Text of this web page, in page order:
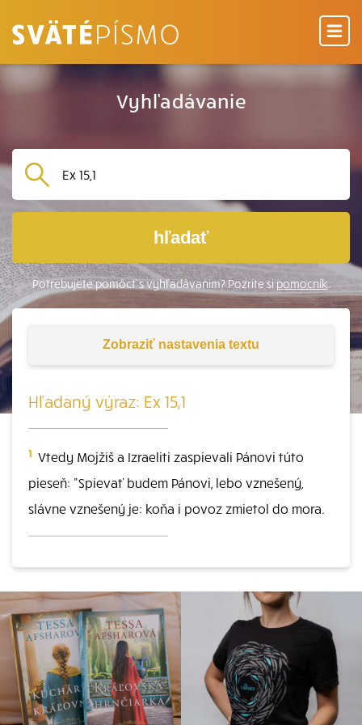
Vyhľadávanie
hľadať
Potrebujete pomôcť s vyhľadávaním? Pozrite sipomocník.
Zobraziť nastavenia textu
Hľadaný výraz: Ex 15,1
1 Vtedy Mojžiš a Izraeliti zaspievali Pánovi túto
pieseň: "Spievať budem Pánovi, lebo vznešený,
slávne vznešený je: koňa i povoz zmietol do mora.